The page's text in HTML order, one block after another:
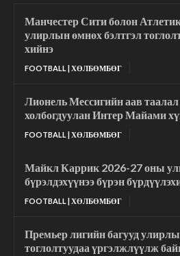
Манчестер Сити болон
улирлын өмнөх бэлтгэл
хийнэ
FOOTBALL | ХӨЛБӨМБӨГ
Лионель Мессигийн аав таалал
холбогдуулан Интер Майами
FOOTBALL | ХӨЛБӨМБӨГ
Майкл Каррик 2026-27 оны
бүрэлдэхүүнээ бүрэн
FOOTBALL | ХӨЛБӨМБӨГ
Премьер лигийн багууд
тоглолтуудаа үргэлжлүүлж